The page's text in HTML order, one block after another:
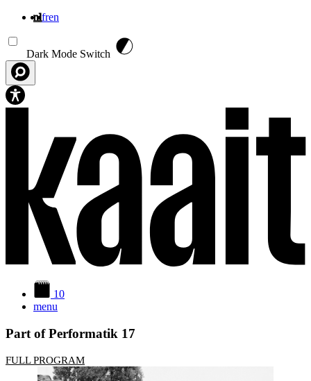
nlfren
Dark Mode Switch
10
menu
Part of Performatik 17
FULL PROGRAM